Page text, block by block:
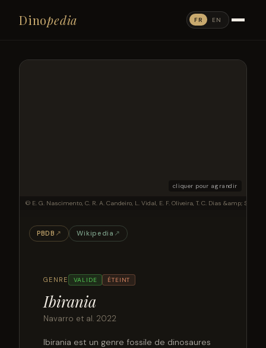
Dinopedia FR EN
GENRE VALIDE ÉTEINT
Ibirania
Navarro et al. 2022
Ibirania est un genre fossile de dinosaures
cliquer pour agrandir
Map of the localities in the Bauru Basin where the sauropod dinosaurs were
© E. G. Nascimento, C. R. A. Candeiro, L. Vidal, E. F. Oliveira, T. C. Dias &amp; S.
PBDB ↗ Wikipedia ↗